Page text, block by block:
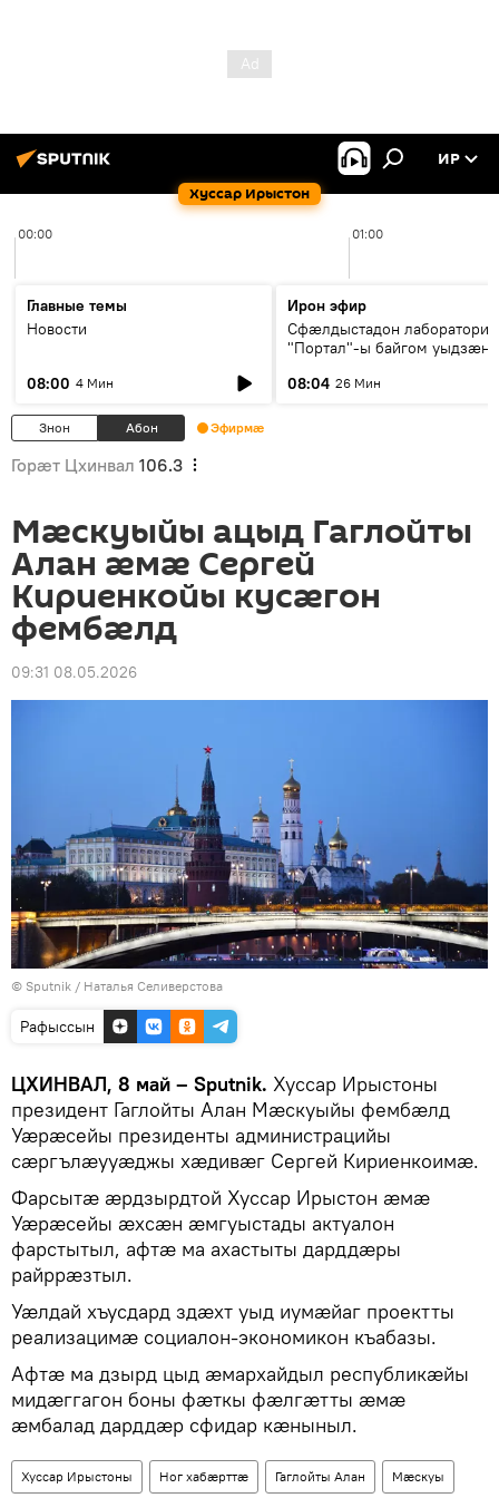
Хуссар Ирыстон
ИР
00:00 01:00
Главные темы
Новости
08:00 4 Мин
Ирон эфир
Сфæлдыстадон лаборатори
"Портал"-ы байгом уыдзæн
Æхсары куыстыты равдыст
08:04 26 Мин
Знон Абон Эфирмæ
Горӕт Цхинвал 106.3
Мӕскуыйы ацыд Гаглойты
Алан ӕмӕ Сергей
Кириенкойы кусӕгон
фембӕлд
09:31 08.05.2026
© Sputnik / Наталья Селиверстова
Рафыссын
ЦХИНВАЛ, 8 май – Sputnik. Хуссар Ирыстоны
президент Гаглойты Алан Мӕскуыйы фембӕлд
Уӕрӕсейы президенты администрацийы
сӕргълӕууӕджы хӕдивӕг Сергей Кириенкоимӕ.
Фарсытӕ ӕрдзырдтой Хуссар Ирыстон ӕмӕ
Уӕрӕсейы ӕхсӕн ӕмгуыстады актуалон
фарстытыл, афтӕ ма ахастыты дарддӕры
райррӕзтыл.
Уӕлдай хъусдард здӕхт уыд иумӕйаг проектты
реализацимӕ социалон-экономикон къабазы.
Афтӕ ма дзырд цыд ӕмархайдыл республикӕйы
мидӕггагон боны фӕткы фӕлгӕтты ӕмӕ
ӕмбалад дарддӕр сфидар кӕныныл.
Хуссар Ирыстоны Ног хабӕрттӕ Гаглойты Алан Мæскуы